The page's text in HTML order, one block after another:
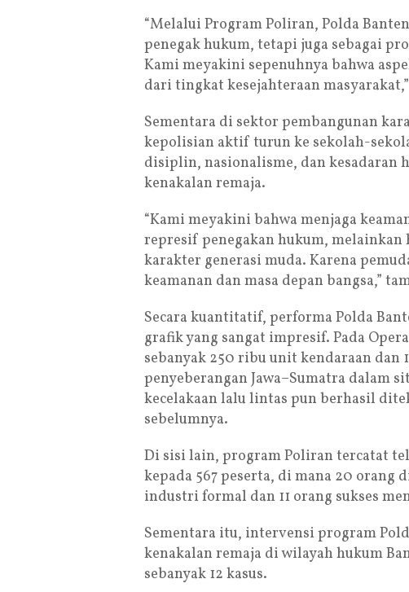
“Melalui Program Poliran, Polda
penegak hukum, tetapi juga sebagai
Kami meyakini sepenuhnya bahwa
dari tingkat kesejahteraan
Sementara di sektor pembangunan
kepolisian aktif turun ke sekolah-
disiplin, nasionalisme, dan kesadaran
kenakalan remaja.
“Kami meyakini bahwa menjaga
represif penegakan hukum,
karakter generasi muda. Karena
keamanan dan masa depan bangsa,”
Secara kuantitatif, performa Polda
grafik yang sangat impresif. Pada
sebanyak 250 ribu unit kendaraan dan
penyeberangan Jawa–Sumatra dalam
kecelakaan lalu lintas pun berhasil
sebelumnya.
Di sisi lain, program Poliran tercatat
kepada 567 peserta, di mana 20 orang
industri formal dan 11 orang sukses
Sementara itu, intervensi program
kenakalan remaja di wilayah hukum
sebanyak 12 kasus.